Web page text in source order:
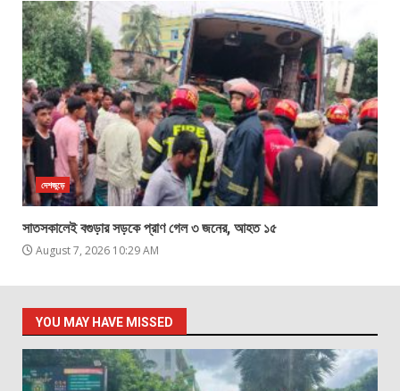
দেশজুড়ে
সাতসকালেই বগুড়ার সড়কে প্রাণ গেল ৩ জনের, আহত ১৫
August 7, 2026 10:29 AM
YOU MAY HAVE MISSED